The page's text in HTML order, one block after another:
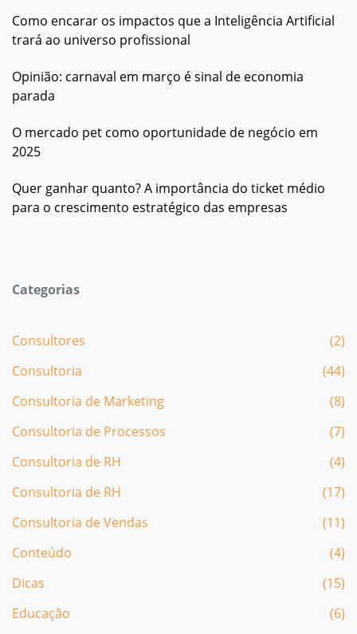
Como encarar os impactos que a Inteligência Artificial
trará ao universo profissional
Opinião: carnaval em março é sinal de economia
parada
O mercado pet como oportunidade de negócio em
2025
Quer ganhar quanto? A importância do ticket médio
para o crescimento estratégico das empresas
Categorias
Consultores
(2)
Consultoria
(44)
Consultoria de Marketing
(8)
Consultoria de Processos
(7)
Consultoria de RH
(4)
Consultoria de RH
(17)
Consultoria de Vendas
(11)
Conteúdo
(4)
Dicas
(15)
Educação
(6)